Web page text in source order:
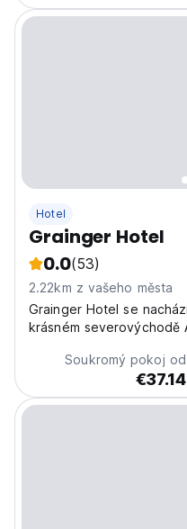
Hotel
Grainger Hotel
0.0(53)
2.22km z vašeho města
Grainger Hotel se
krásném severovýchodě
Soukromý pokoj od
€37.14